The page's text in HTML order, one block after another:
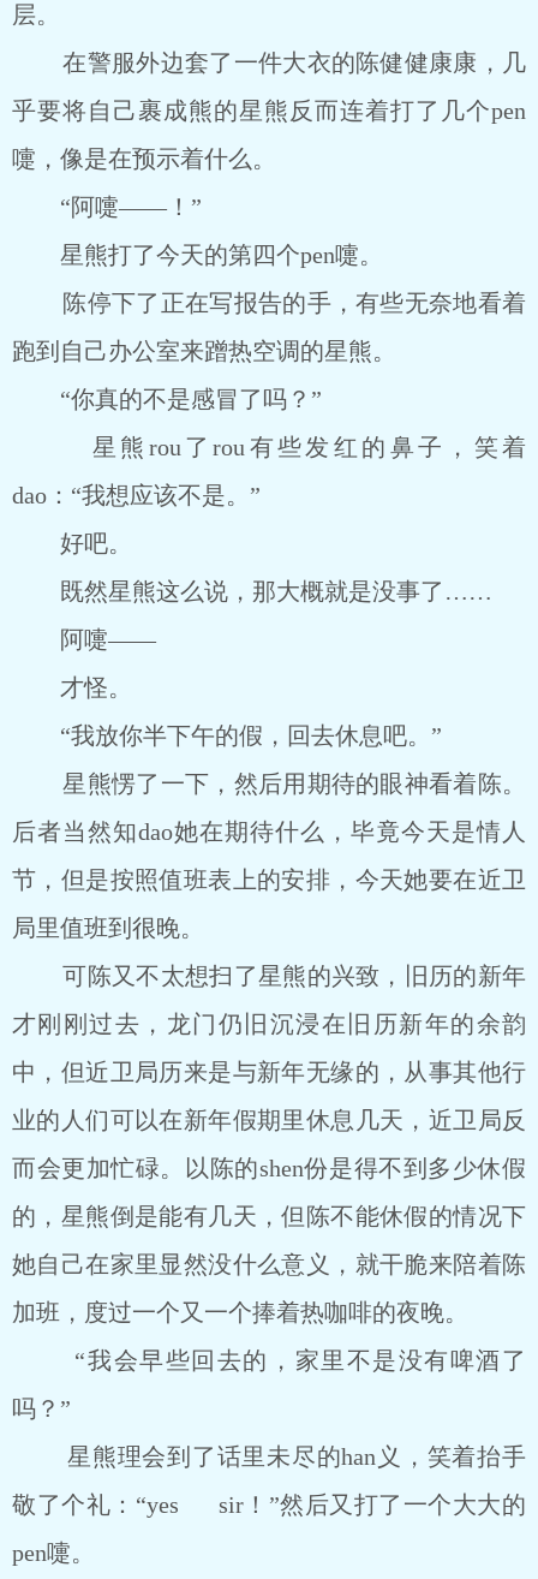
层。
在警服外边套了一件大衣的陈健健康康，几
乎要将自己裹成熊的星熊反而连着打了几个pen
嚏，像是在预示着什么。
“阿嚏――！”
星熊打了今天的第四个pen嚏。
陈停下了正在写报告的手，有些无奈地看着
跑到自己办公室来蹭热空调的星熊。
“你真的不是感冒了吗？”
星熊rou了rou有些发红的鼻子，笑着
dao：“我想应该不是。”
好吧。
既然星熊这么说，那大概就是没事了……
阿嚏――
才怪。
“我放你半下午的假，回去休息吧。”
星熊愣了一下，然后用期待的眼神看着陈。
后者当然知dao她在期待什么，毕竟今天是情人
节，但是按照值班表上的安排，今天她要在近卫
局里值班到很晚。
可陈又不太想扫了星熊的兴致，旧历的新年
才刚刚过去，龙门仍旧沉浸在旧历新年的余韵
中，但近卫局历来是与新年无缘的，从事其他行
业的人们可以在新年假期里休息几天，近卫局反
而会更加忙碌。以陈的shen份是得不到多少休假
的，星熊倒是能有几天，但陈不能休假的情况下
她自己在家里显然没什么意义，就干脆来陪着陈
加班，度过一个又一个捧着热咖啡的夜晚。
“我会早些回去的，家里不是没有啤酒了
吗？”
星熊理会到了话里未尽的han义，笑着抬手
敬了个礼：“yes sir！”然后又打了一个大大的
pen嚏。